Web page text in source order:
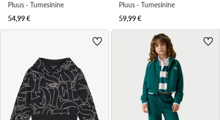
Pluus · Tumesinine
54,99€
Pluus · Tumesinine
59,99€